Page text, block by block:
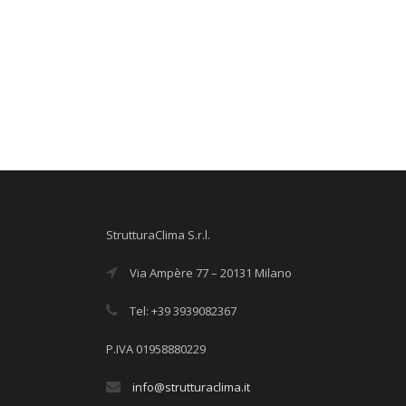
StrutturaClima S.r.l.
Via Ampère 77 – 20131 Milano
Tel: +39 3939082367
P.IVA 01958880229
info@strutturaclima.it